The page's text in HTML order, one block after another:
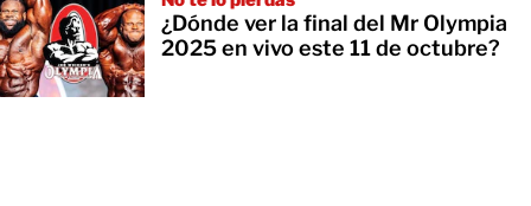
¿Dónde ver la final del Mr Olympia
2025 en vivo este 11 de octubre?